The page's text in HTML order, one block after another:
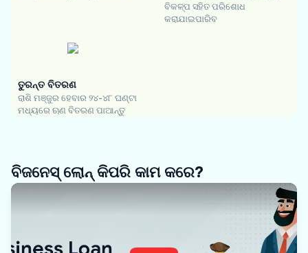
ବିକଳ୍ପ ସହିତ ପରିଶୋଧ
କରାଯାଇପାରିବ
ତୁରନ୍ତ ବିତରଣ
ରାଶି ମଞ୍ଜୁର ହେବାର ୨୪-୪୮ ଘଣ୍ଟା
ମଧ୍ୟରେ ଋଣ ବିତରଣ ପାଆନ୍ତୁ
ବିଜନେସ୍ ଲୋନ୍ କିପରି କାମ କରେ?